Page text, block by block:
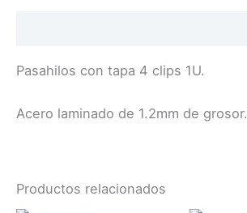
Pasahilos con tapa 4 clips 1U.
Acero laminado de 1.2mm de grosor.
Productos relacionados